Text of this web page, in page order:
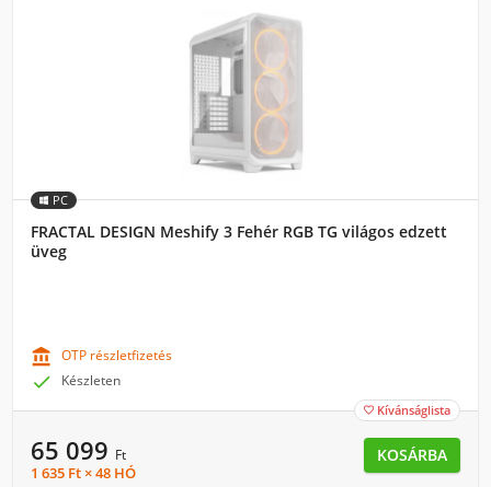
PC
FRACTAL DESIGN Meshify 3 Fehér RGB TG világos edzett
üveg
 OTP részletfizetés
 Készleten
 Kívánságlista
65 099 Ft
1 635 Ft × 48 HÓ
KOSÁRBA